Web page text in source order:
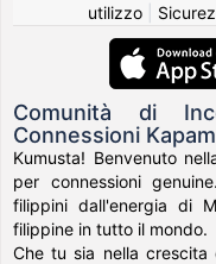
utilizzo|
Comunità di
Connessioni
Kumusta! Benvenuto
per connessioni
filippini dall'energia di
filippine in tutto il mondo.
Che tu sia nella crescita